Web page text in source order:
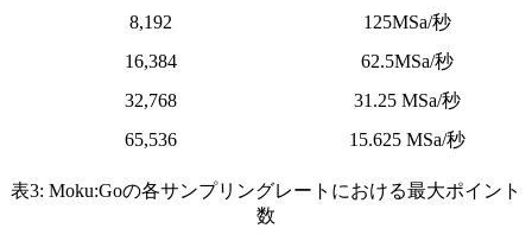
8,192
125MSa/秒
16,384
62.5MSa/秒
32,768
31.25 MSa/秒
65,536
15.625 MSa/秒
表3: Moku:Goの各サンプリングレートにおける最大ポイント
数